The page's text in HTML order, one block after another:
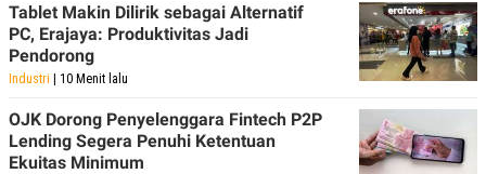
Tablet Makin Dilirik sebagai Alternatif
PC, Erajaya: Produktivitas Jadi
Pendorong
Industri | 10 Menit lalu
OJK Dorong Penyelenggara Fintech P2P
Lending Segera Penuhi Ketentuan
Ekuitas Minimum